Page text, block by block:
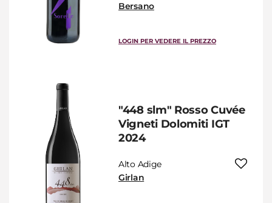
Bersano
LOGIN PER VEDERE IL PREZZO
"448 slm" Rosso Cuvée
Vigneti Dolomiti IGT
2024
Alto Adige
Girlan